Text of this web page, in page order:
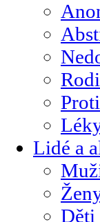
Lidé a
Děti